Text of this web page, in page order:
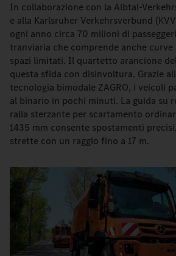
In collaborazione con la Albtal-
e alla Karlsruher Verkehrsverbund
ogni anno circa 70 milioni di
tranviaria che comprende anche
spazi limitati. Il quartetto arancione
questa sfida con disinvoltura. Grazie
tecnologia bimodale ZAGRO, i veicoli
al binario in pochi minuti. La guida su
ralla sterzante per scartamento
1435 mm consente spostamenti
strette con un raggio fino a 17 m.